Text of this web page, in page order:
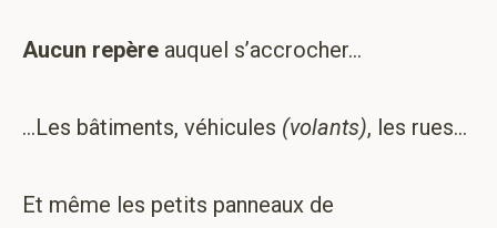
Aucun repère auquel s’accrocher…
…Les bâtiments, véhicules (volants), les rues…
Et même les petits panneaux de